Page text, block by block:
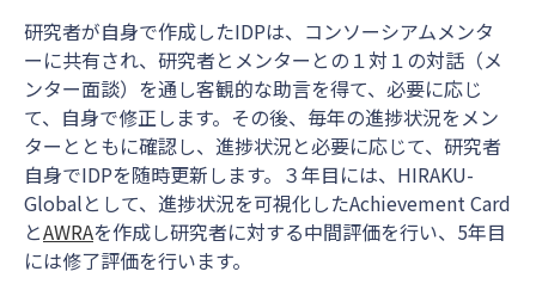
研究者が自身で作成したIDPは、コンソーシアムメンタ
ーに共有され、研究者とメンターとの１対１の対話（メ
ンター面談）を通し客観的な助言を得て、必要に応じ
て、自身で修正します。その後、毎年の進捗状況をメン
ターとともに確認し、進捗状況と必要に応じて、研究者
自身でIDPを随時更新します。３年目には、HIRAKU-
Globalとして、進捗状況を可視化したAchievement Card
とAWRAを作成し研究者に対する中間評価を行い、5年目
には修了評価を行います。